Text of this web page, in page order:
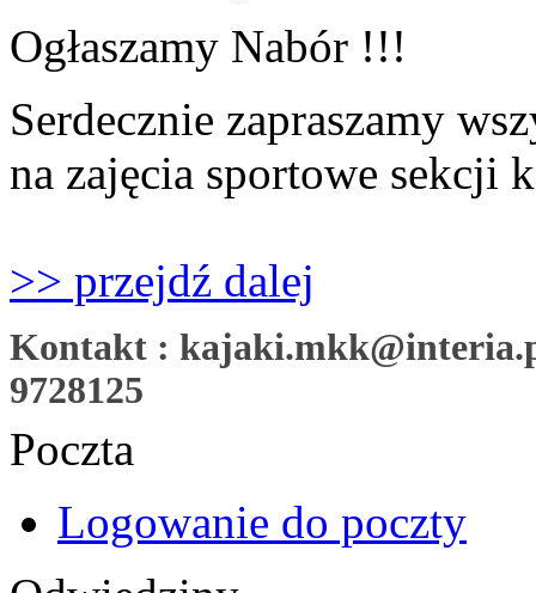
Ogłaszamy Nabór !!!
Serdecznie zapraszamy
na zajęcia sportowe sekcji
>> przejdź dalej
Kontakt :
9728125
Poczta
Logowanie do poczty